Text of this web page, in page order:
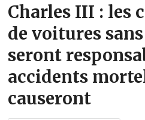
Charles III : les
de voitures
seront
accidents
causeront